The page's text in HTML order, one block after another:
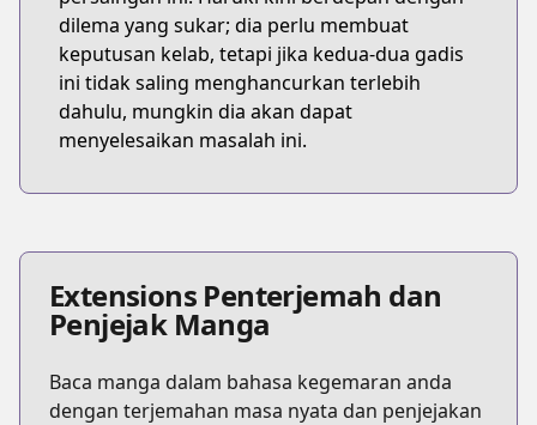
dilema yang sukar; dia perlu membuat
keputusan kelab, tetapi jika kedua-dua gadis
ini tidak saling menghancurkan terlebih
dahulu, mungkin dia akan dapat
menyelesaikan masalah ini.
Extensions Penterjemah dan
Penjejak Manga
Baca manga dalam bahasa kegemaran anda
dengan terjemahan masa nyata dan penjejakan